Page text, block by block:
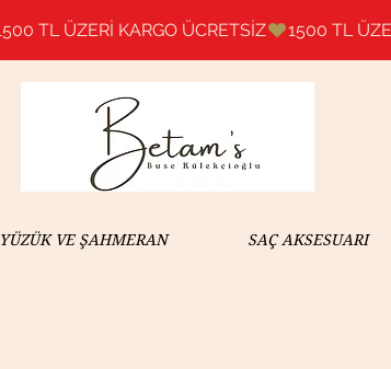
YÜZÜK VE ŞAHMERAN SAÇ AKSESUARI